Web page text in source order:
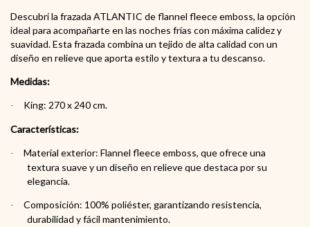
Descubrí la frazada ATLANTIC de flannel fleece emboss, la opción
ideal para acompañarte en las noches frías con máxima calidez y
suavidad. Esta frazada combina un tejido de alta calidad con un
diseño en relieve que aporta estilo y textura a tu descanso.
Medidas:
· King: 270 x 240 cm.
Características:
·
Material exterior: Flannel fleece emboss, que ofrece una
textura suave y un diseño en relieve que destaca por su
elegancia.
·
Composición: 100% poliéster, garantizando resistencia,
durabilidad y fácil mantenimiento.